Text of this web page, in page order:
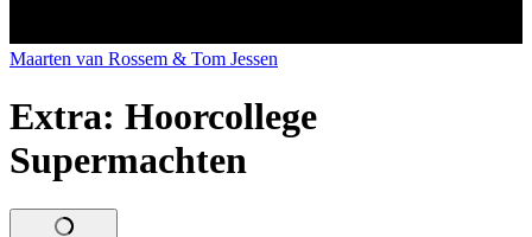
Maarten van Rossem & Tom Jessen
Extra: Hoorcollege
Supermachten